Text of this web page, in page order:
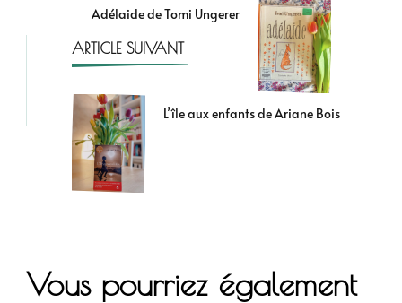
Adélaide de Tomi Ungerer
ARTICLE SUIVANT
L’île aux enfants de Ariane Bois
Vous pourriez également